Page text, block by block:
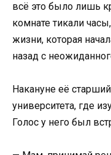
всё это было лишь
комнате тикали
жизни, которая
назад с
Накануне её
университета, где
Голос у него был